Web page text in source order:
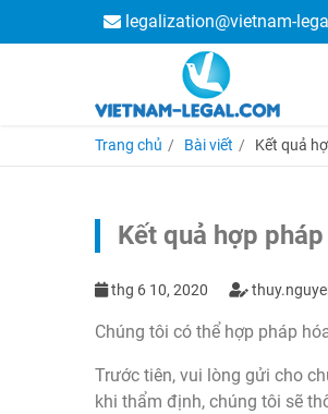
legalization@vietnam-
Trang chủ Bài viết Kết quả
Kết quả hợp
thg 6 10, 2020
Chúng tôi có thể hợp pháp
Trước tiên, vui lòng gửi cho
khi thẩm định, chúng tôi sẽ